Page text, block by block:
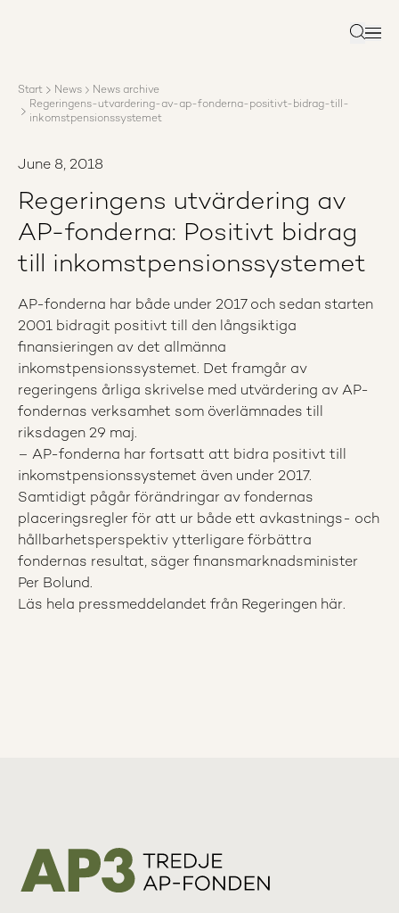
Reports
News
Search
Start News
News archive
Regeringens-utvardering-av-ap-fonderna-positivt-bidrag-till-
inkomstpensionssystemet
June 8, 2018
Regeringens utvärdering av
AP-fonderna: Positivt bidrag
till inkomstpensionssystemet
AP-fonderna har både under 2017 och sedan starten
2001 bidragit positivt till den långsiktiga
finansieringen av det allmänna
inkomstpensionssystemet. Det framgår av
regeringens årliga skrivelse med utvärdering av AP-
fondernas verksamhet som överlämnades till
riksdagen 29 maj.
– AP-fonderna har fortsatt att bidra positivt till
inkomstpensionssystemet även under 2017.
Samtidigt pågår förändringar av fondernas
placeringsregler för att ur både ett avkastnings- och
hållbarhetsperspektiv ytterligare förbättra
fondernas resultat, säger finansmarknadsminister
Per Bolund.
Läs hela pressmeddelandet från Regeringen här.